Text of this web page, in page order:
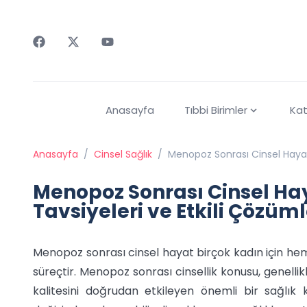
Anasayfa Tıbbi Birimler
Anasayfa / Cinsel Sağlık / Menopoz Sonrası Cinsel
Menopoz Sonrası Cinsel
Tavsiyeleri ve Etkili
Menopoz sonrası cinsel hayat birçok kadın için
süreçtir. Menopoz sonrası cinsellik konusu,
kalitesini doğrudan etkileyen önemli bir sağlık